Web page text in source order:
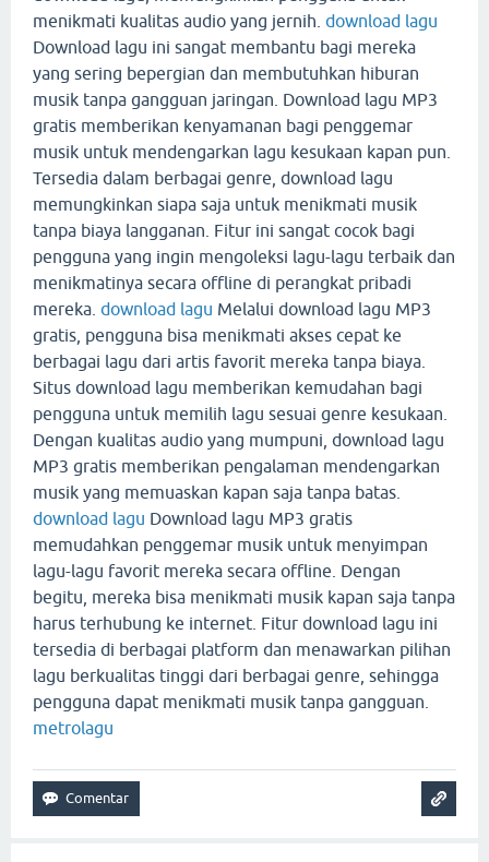
menikmati kualitas audio yang jernih. download lagu
Download lagu ini sangat membantu bagi mereka
yang sering bepergian dan membutuhkan hiburan
musik tanpa gangguan jaringan. Download lagu MP3
gratis memberikan kenyamanan bagi penggemar
musik untuk mendengarkan lagu kesukaan kapan pun.
Tersedia dalam berbagai genre, download lagu
memungkinkan siapa saja untuk menikmati musik
tanpa biaya langganan. Fitur ini sangat cocok bagi
pengguna yang ingin mengoleksi lagu-lagu terbaik dan
menikmatinya secara offline di perangkat pribadi
mereka. download lagu Melalui download lagu MP3
gratis, pengguna bisa menikmati akses cepat ke
berbagai lagu dari artis favorit mereka tanpa biaya.
Situs download lagu memberikan kemudahan bagi
pengguna untuk memilih lagu sesuai genre kesukaan.
Dengan kualitas audio yang mumpuni, download lagu
MP3 gratis memberikan pengalaman mendengarkan
musik yang memuaskan kapan saja tanpa batas.
download lagu Download lagu MP3 gratis
memudahkan penggemar musik untuk menyimpan
lagu-lagu favorit mereka secara offline. Dengan
begitu, mereka bisa menikmati musik kapan saja tanpa
harus terhubung ke internet. Fitur download lagu ini
tersedia di berbagai platform dan menawarkan pilihan
lagu berkualitas tinggi dari berbagai genre, sehingga
pengguna dapat menikmati musik tanpa gangguan.
metrolagu